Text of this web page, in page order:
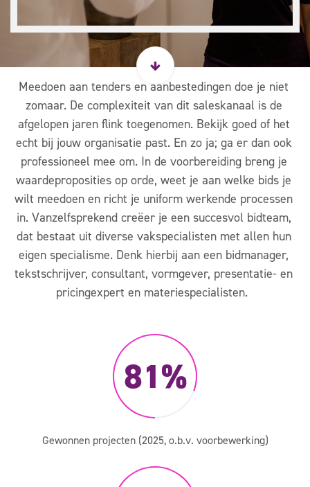
Meedoen aan tenders en aanbestedingen doe je niet
zomaar. De complexiteit van dit saleskanaal is de
afgelopen jaren flink toegenomen. Bekijk goed of het
echt bij jouw organisatie past. En zo ja; ga er dan ook
professioneel mee om. In de voorbereiding breng je
waardeproposities op orde, weet je aan welke bids je
wilt meedoen en richt je uniform werkende processen
in. Vanzelfsprekend creëer je een succesvol bidteam,
dat bestaat uit diverse vakspecialisten met allen hun
eigen specialisme. Denk hierbij aan een bidmanager,
tekstschrijver, consultant, vormgever, presentatie- en
pricingexpert en materiespecialisten.
81
Gewonnen projecten (2025, o.b.v. voorbewerking)